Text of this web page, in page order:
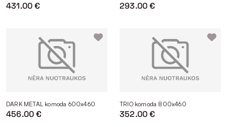
431.00 € 293.00 €
DARK METAL komoda 600x460
456.00 €
TRIO komoda 800x460
352.00 €